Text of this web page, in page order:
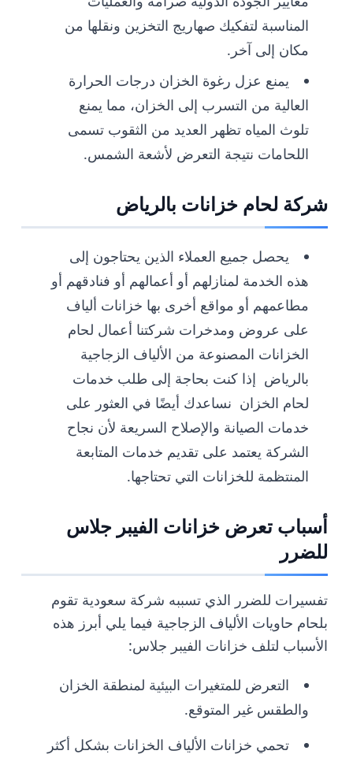
المناسبة لتفكيك صهاريج التخزين ونقلها من
مكان إلى آخر.
يمنع عزل رغوة الخزان درجات الحرارة
العالية من التسرب إلى الخزان، مما يمنع
تلوث المياه تظهر العديد من الثقوب تسمى
اللحامات نتيجة التعرض لأشعة الشمس.
شركة لحام خزانات بالرياض
يحصل جميع العملاء الذين يحتاجون إلى
هذه الخدمة لمنازلهم أو أعمالهم أو فنادقهم أو
مطاعمهم أو مواقع أخرى بها خزانات ألياف
على عروض ومدخرات شركتنا أعمال لحام
الخزانات المصنوعة من الألياف الزجاجية
بالرياض إذا كنت بحاجة إلى طلب خدمات
لحام الخزان نساعدك أيضًا في العثور على
خدمات الصيانة والإصلاح السريعة لأن نجاح
الشركة يعتمد على تقديم خدمات المتابعة
المنتظمة للخزانات التي تحتاجها.
أسباب تعرض خزانات الفيبر جلاس
للضرر
تفسيرات للضرر الذي تسببه شركة سعودية تقوم
بلحام حاويات الألياف الزجاجية فيما يلي أبرز هذه
الأسباب لتلف خزانات الفيبر جلاس:
التعرض للمتغيرات البيئية لمنطقة الخزان
والطقس غير المتوقع.
تحمي خزانات الألياف الخزانات بشكل أكثر